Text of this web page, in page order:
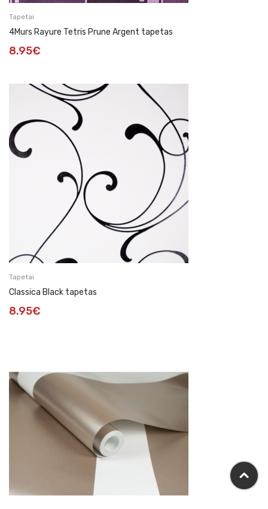
Tapetai
4Murs Rayure Tetris Prune Argent tapetas
8.95€
Tapetai
Classica Black tapetas
8.95€